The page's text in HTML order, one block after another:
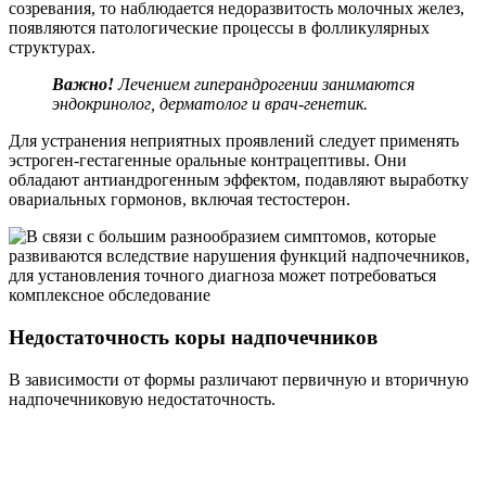
созревания, то наблюдается недоразвитость молочных желез,
появляются патологические процессы в фолликулярных
структурах.
Важно!Лечением гиперандрогении занимаются
эндокринолог, дерматолог и врач-генетик.
Для устранения неприятных проявлений следует применять
эстроген-гестагенные оральные контрацептивы. Они
обладают антиандрогенным эффектом, подавляют выработку
овариальных гормонов, включая тестостерон.
Недостаточность коры надпочечников
В зависимости от формы различают первичную и вторичную
надпочечниковую недостаточность.